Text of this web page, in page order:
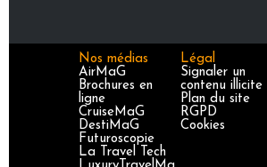
Nos médias
AirMaG
Brochures en
ligne
CruiseMaG
DestiMaG
Futuroscopie
La Travel Tech
Légal
Signaler un
contenu illicite
Plan du site
RGPD
Cookies